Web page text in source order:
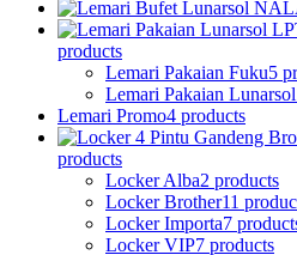
products
Lemari Pakaian Fuku5
Lemari Pakaian Lunarsol
Lemari Promo4 products
products
Locker Alba2 products
Locker Brother11
Locker Importa7
Locker VIP7 products